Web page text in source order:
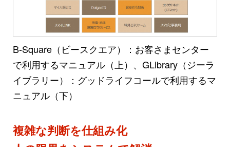
B-Square（ビースクエア）：お客さまセンター
で利用するマニュアル（上）、GLibrary（ジーラ
イブラリー）：グッドライフコールで利用するマ
ニュアル（下）
複雑な判断を仕組み化